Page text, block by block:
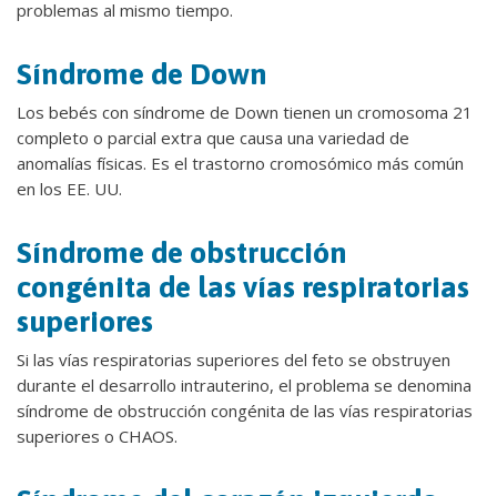
problemas al mismo tiempo.
Síndrome de Down
Los bebés con síndrome de Down tienen un cromosoma 21
completo o parcial extra que causa una variedad de
anomalías físicas. Es el trastorno cromosómico más común
en los EE. UU.
Síndrome de obstrucción
congénita de las vías respiratorias
superiores
Si las vías respiratorias superiores del feto se obstruyen
durante el desarrollo intrauterino, el problema se denomina
síndrome de obstrucción congénita de las vías respiratorias
superiores o CHAOS.